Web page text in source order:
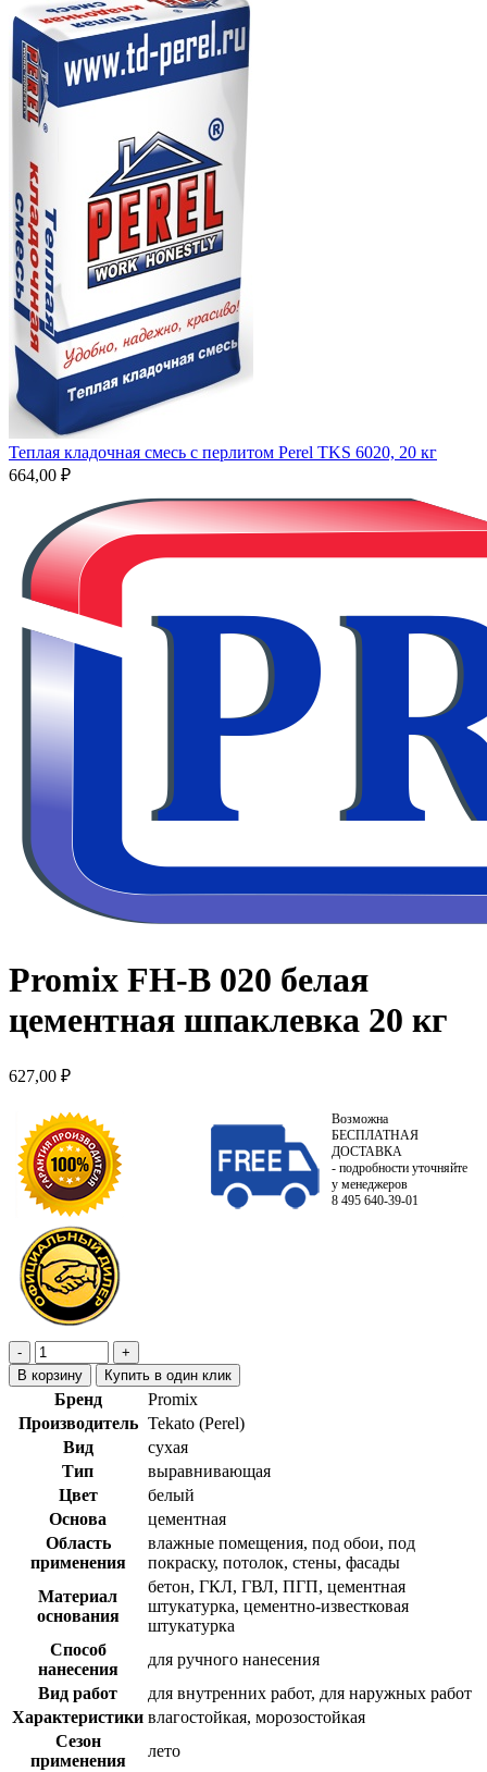
Теплая кладочная смесь с перлитом Perel TKS 6020, 20 кг
664,00 ₽
Promix FH-B 020 белая
цементная шпаклевка 20 кг
627,00 ₽
Возможна
БЕСПЛАТНАЯ
ДОСТАВКА
- подробности уточняйте
у менеджеров
8 495 640-39-01
В корзину Купить в один клик
Бренд
Promix
Производитель Tekato (Perel)
Вид
сухая
Тип
выравнивающая
Цвет
белый
Основа
цементная
Область
применения
влажные помещения, под обои, под
покраску, потолок, стены, фасады
Материал
основания
бетон, ГКЛ, ГВЛ, ПГП, цементная
штукатурка, цементно-известковая
штукатурка
Способ
нанесения
для ручного нанесения
Вид работ
для внутренних работ, для наружных работ
Характеристики влагостойкая, морозостойкая
Сезон
применения
лето